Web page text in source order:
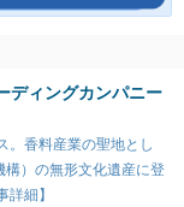
ディングカンパニー
。香料産業の聖地とし
）の無形文化遺産に登
細】